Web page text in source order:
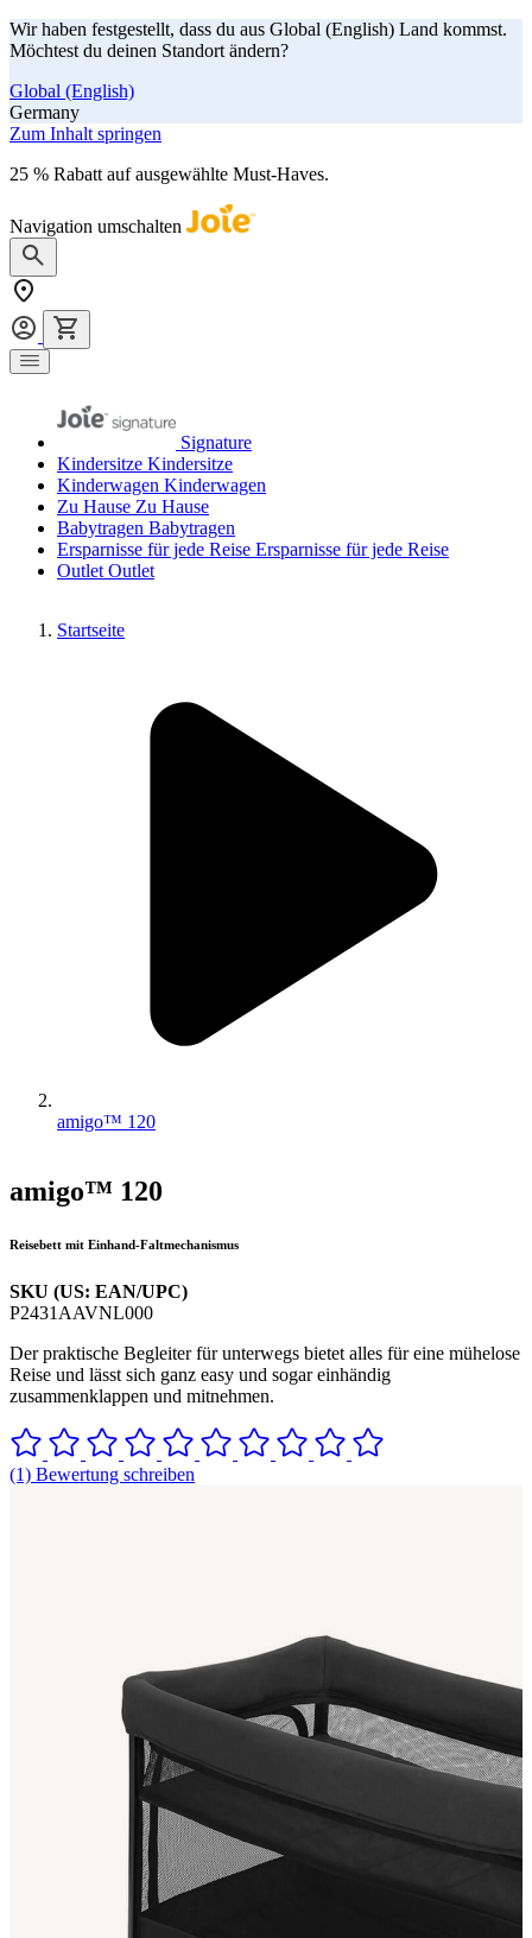
Wir haben festgestellt, dass du aus Global (English) Land kommst.
Möchtest du deinen Standort ändern?
Global (English)
Germany
Zum Inhalt springen
25 % Rabatt auf ausgewählte Must-Haves.
Navigation umschalten
Signature
Kindersitze Kindersitze
Kinderwagen Kinderwagen
Zu Hause Zu Hause
Babytragen Babytragen
Ersparnisse für jede Reise Ersparnisse für jede Reise
Outlet Outlet
Startseite
amigo™ 120
amigo™ 120
Reisebett mit Einhand-Faltmechanismus
SKU (US: EAN/UPC)
P2431AAVNL000
Der praktische Begleiter für unterwegs bietet alles für eine mühelose
Reise und lässt sich ganz easy und sogar einhändig
zusammenklappen und mitnehmen.
(1) Bewertung schreiben